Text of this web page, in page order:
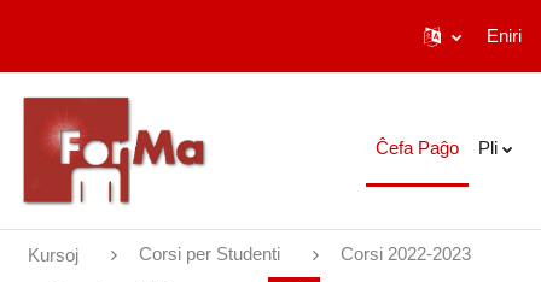
Eniri
Ĉefa Paĝo Pli
Kursoj Corsi per Studenti Corsi 2022-2023